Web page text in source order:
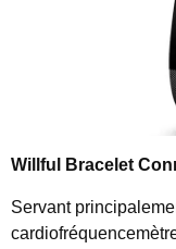
Willful Bracelet
Servant